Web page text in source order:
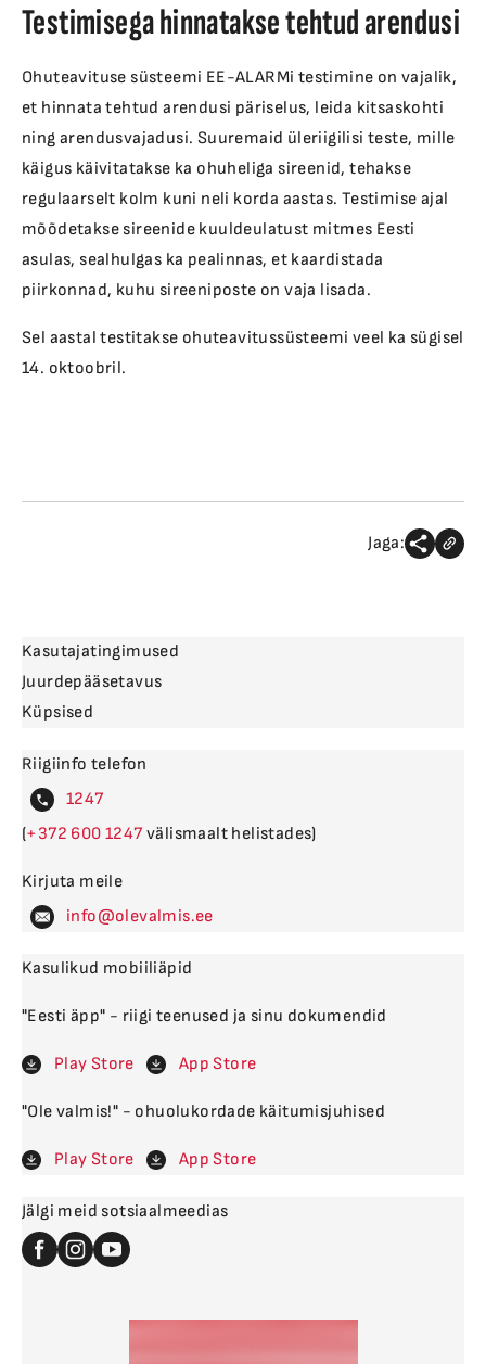
Testimisega hinnatakse tehtud arendusi
Ohuteavituse süsteemi EE-ALARMi testimine on vajalik,
et hinnata tehtud arendusi päriselus, leida kitsaskohti
ning arendusvajadusi. Suuremaid üleriigilisi teste, mille
käigus käivitatakse ka ohuheliga sireenid, tehakse
regulaarselt kolm kuni neli korda aastas. Testimise ajal
mõõdetakse sireenide kuuldeulatust mitmes Eesti
asulas, sealhulgas ka pealinnas, et kaardistada
piirkonnad, kuhu sireeniposte on vaja lisada.
Sel aastal testitakse ohuteavitussüsteemi veel ka sügisel
14. oktoobril.
Jaga:
Kasutajatingimused
Juurdepääsetavus
Küpsised
Riigiinfo telefon
4
(
600 välismaalt helistades)
Kirjuta meile
levalm
Kasulikud mobiiliäpid
"Eesti äpp" - riigi teenused ja sinu dokumendid
Play Store App Store
"Ole valmis!" - ohuolukordade käitumisjuhised
Play Store App Store
Jälgi meid sotsiaalmeedias